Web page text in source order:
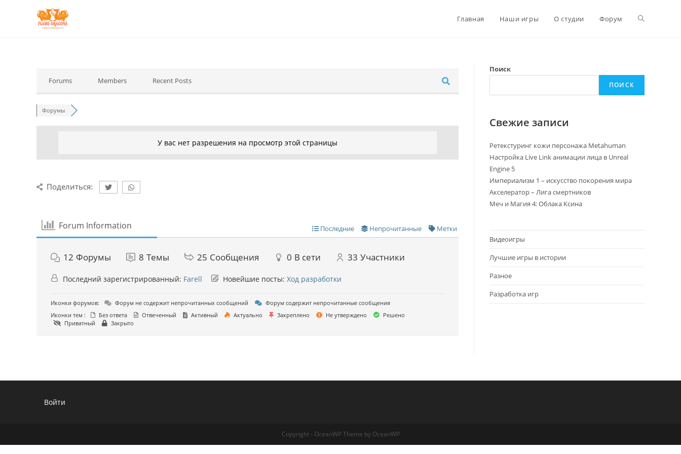
Главная Наши игры О студии Форум
Forums Members Recent Posts
Форумы
У вас нет разрешения на просмотр этой страницы
Поделиться:
Forum Information Последние Непрочитанные Метки
12 Форумы 8 Темы 25 Сообщения 0 В сети 33 Участники
Последний зарегистрированный: Farell Новейшие посты: Ход разработки
Иконки форумов: Форум не содержит непрочитанных сообщений
Форум содержит непрочитанные сообщения
Иконки тем :
Без ответа Отвеченный Активный Актуально Закреплено Не утверждено
Решено
Приватный
Закрыто
Поиск
ПОИСК
Свежие записи
Ретекстуринг кожи персонажа Metahuman
Настройка Live Link анимации лица в Unreal
Engine 5
Империализм 1 – искусство покорения мира
Акселератор – Лига смертников
Меч и Магия 4: Облака Ксина
Видеоигры
Лучшие игры в истории
Разное
Разработка игр
Войти
Copyright - OceanWP Theme by OceanWP